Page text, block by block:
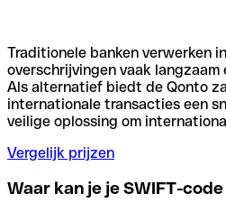
Traditionele banken verwerken
overschrijvingen vaak langzaam
Als alternatief biedt de Qonto
internationale transacties een
veilige oplossing om
Vergelijk prijzen
Waar kan je je SWIFT-